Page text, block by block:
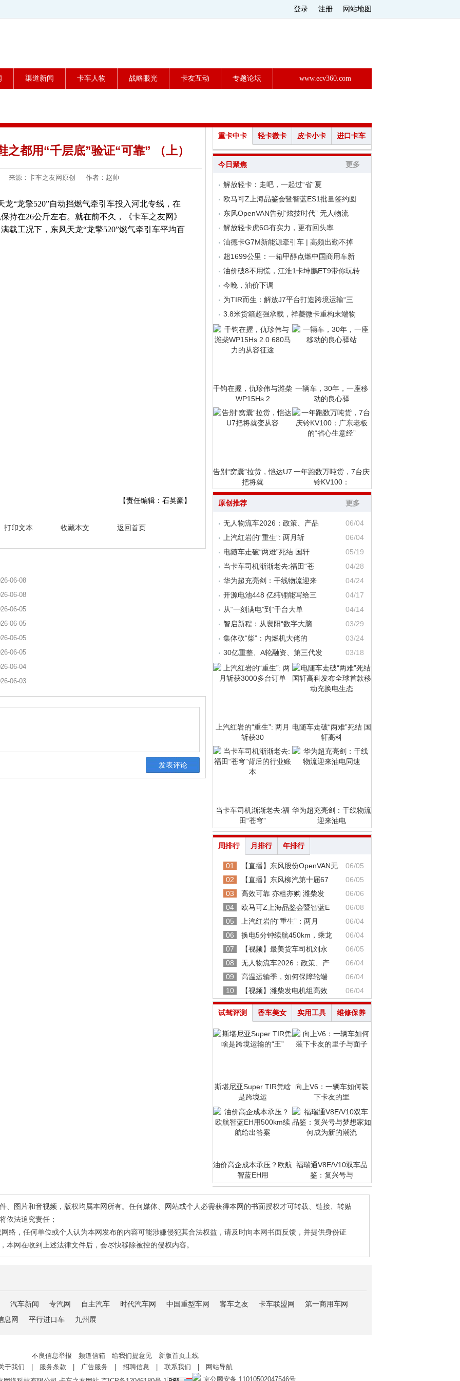
登录 注册 网站地图
渠道新闻 卡车人物 战略眼光 卡友互动 专题论坛 www.ecv360.com
都用“千层底”验证“可靠” （上）
来源：卡车之友网原创 作者：赵帅
“龙擎520”自动挡燃气牵引车投入河北专线，在
持在26公斤左右。就在前不久，《卡车之友网》
载工况下，东风天龙“龙擎520”燃气牵引车平均百
【责任编辑：石英豪】
打印文本 收藏本文 返回首页
06-08
06-08
06-05
06-05
06-05
06-05
06-04
06-03
重卡中卡 轻卡微卡 皮卡小卡 进口卡车
今日聚焦 更多
解放轻卡：走吧，一起过“省”夏
欧马可Z上海品鉴会暨智蓝ES1批量签约圆
东风OpenVAN告别“炫技时代” 无人物流
解放轻卡虎6G有实力，更有回头率
汕德卡G7M新能源牵引车 | 高频出勤不掉
超1699公里：一箱甲醇点燃中国商用车新
油价破8不用慌，江淮1卡坤鹏ET9带你玩转
今晚，油价下调
为TIR而生：解放J7平台打造跨境运输“三
3.8米货箱超强承载，祥菱微卡重构末端物
千钧在握，仇珍伟与潍柴
WP15Hs 2
一辆车，30年，一座移
动的良心驿
告别“窝囊”拉货，恺达U7
把将就
一年跑数万吨货，7台庆
铃KV100：
原创推荐 更多
无人物流车2026：政策、产品
06/04
上汽红岩的“重生”: 两月斩
06/04
电随车走破“两难”死结 国轩
05/19
当卡车司机渐渐老去:福田“苍
04/28
华为超充亮剑：干线物流迎来
04/24
开源电池448 亿纬锂能写给三
04/17
从“一刻满电”到“千台大单
04/14
智启新程：从襄阳“数字大脑
03/29
集体砍“柴”：内燃机大佬的
03/24
30亿重整、A轮融资、第三代发
03/18
上汽红岩的“重生”: 两月
斩获30
电随车走破“两难”死结 国
轩高科
当卡车司机渐渐老去:福
田“苍穹”
华为超充亮剑：干线物流
迎来油电
周排行 月排行 年排行
01 【直播】东风股份OpenVAN无
06/05
02
【直播】东风柳汽第十届67
06/05
03
高效可靠 亦租亦购 潍柴发
06/06
04
欧马可Z上海品鉴会暨智蓝E
06/08
05
上汽红岩的“重生”：两月
06/04
06
换电5分钟续航450km，乘龙
06/04
07
【视频】最美货车司机刘永
06/05
08
无人物流车2026：政策、产
06/04
09
高温运输季，如何保障轮端
06/04
10
【视频】潍柴发电机组高效 06/04
试驾评测 香车美女 实用工具 维修保养
斯堪尼亚Super TIR凭啥
是跨境运
向上V6：一辆车如何装
下卡友的里
油价高企成本承压？欧航
智蓝EH用
福瑞通V8E/V10双车品
鉴：复兴号与
、图片和音视频，版权均属本网所有。任何媒体、网站或个人必需获得本网的书面授权才可转载、链接、转贴
依法追究责任；
络，任何单位或个人认为本网发布的内容可能涉嫌侵犯其合法权益，请及时向本网书面反馈，并提供身份证
本网在收到上述法律文件后，会尽快移除被控的侵权内容。
汽车新闻 专汽网 自主汽车 时代汽车网 中国重型车网 客车之友 卡车联盟网
第一商用车网
息网
平行进口车 九州展
不良信息举报 频道信箱 给我们提意见 新版首页上线
于我们
服务条款 广告服务 招聘信息 联系我们
网站导航
京公网安备 11010502047546号